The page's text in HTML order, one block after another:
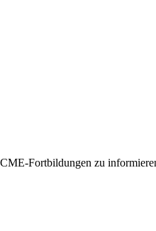
Fortbildungen zu